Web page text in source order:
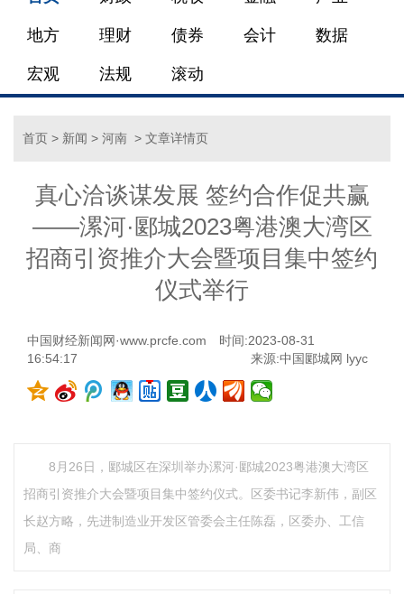
地方 理财 债券 会计 数据
宏观 法规 滚动
首页 > 新闻 > 河南 > 文章详情页
真心洽谈谋发展 签约合作促共赢
——漯河·郾城2023粤港澳大湾区
招商引资推介大会暨项目集中签约
仪式举行
中国财经新闻网·www.prcfe.com
时间:2023-08-31
16:54:17
来源:中国郾城网 lyyc
8月26日，郾城区在深圳举办漯河·郾城2023粤港澳大湾区
招商引资推介大会暨项目集中签约仪式。区委书记李新伟，副区
长赵方略，先进制造业开发区管委会主任陈磊，区委办、工信
局、商